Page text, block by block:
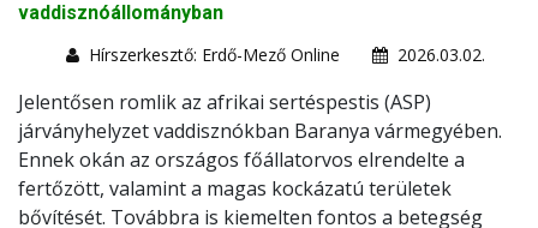
vaddisznóállományban
Hírszerkesztő: Erdő-Mező Online
2026.03.02.
Jelentősen romlik az afrikai sertéspestis (ASP)
járványhelyzet vaddisznókban Baranya vármegyében.
Ennek okán az országos főállatorvos elrendelte a
fertőzött, valamint a magas kockázatú területek
bővítését. Továbbra is kiemelten fontos a betegség